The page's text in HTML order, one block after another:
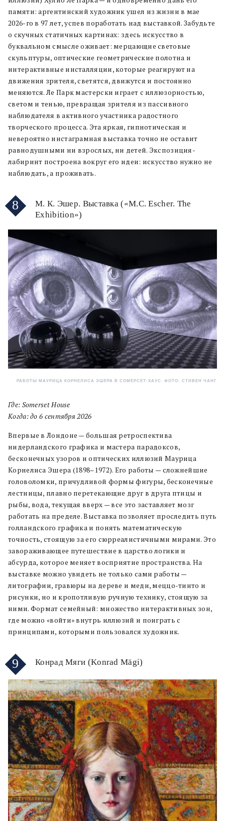
памяти: аргентинский художник ушел из жизни в мае
2026-го в 97 лет, успев поработать над выставкой. Забудьте
о скучных статичных картинах: здесь искусство в
буквальном смысле оживает: мерцающие световые
скульптуры, оптические геометрические полотна и
интерактивные инсталляции, которые реагируют на
движения зрителя, светятся, движутся и постоянно
меняются. Ле Парк мастерски играет с иллюзорностью,
светом и тенью, превращая зрителя из пассивного
наблюдателя в активного участника радостного
творческого процесса. Эта яркая, гипнотическая и
невероятно инстаграмная выставка точно не оставит
равнодушными ни взрослых, ни детей. Экспозиция-
лабиринт построена вокруг его идеи: искусство нужно не
наблюдать, а проживать.
8
М. К. Эшер. Выставка («M.C. Escher. The
Exhibition»)
РАБОТЫ МАУРИЦА КОРНЕЛИСА ЭШЕРА В СОМЕРСЕТ-ХАУС. ФОТО: СТИВЕН ЧАНГ
Где: Somerset House
Когда: до 6 сентября 2026
Впервые в Лондоне — большая ретроспектива
нидерландского графика и мастера парадоксов,
бесконечных узоров и оптических иллюзий Маурица
Корнелиса Эшера (1898–1972). Его работы — сложнейшие
головоломки, причудливой формы фигуры, бесконечные
лестницы, плавно перетекающие друг в друга птицы и
рыбы, вода, текущая вверх — все это заставляет мозг
работать на пределе. Выставка позволяет проследить путь
голландского графика и понять математическую
точность, стоящую за его сюрреалистичными мирами. Это
завораживающее путешествие в царство логики и
абсурда, которое меняет восприятие пространства. На
выставке можно увидеть не только сами работы —
литографии, гравюры на дереве и меди, меццо-тинто и
рисунки, но и кропотливую ручную технику, стоящую за
ними. Формат семейный: множество интерактивных зон,
где можно «войти» внутрь иллюзий и поиграть с
принципами, которыми пользовался художник.
9 Конрад Мяги (Konrad Mägi)